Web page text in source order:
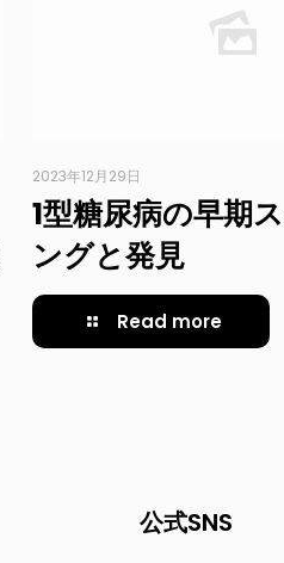
2023年12月29日
1型糖尿病の早期
ングと発見
Read more
公式SNS